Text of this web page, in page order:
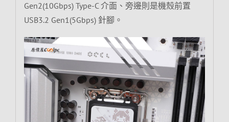
Gen2(10Gbps) Type-C 介面、旁邊則是機殼前置
USB3.2 Gen1(5Gbps) 針腳。